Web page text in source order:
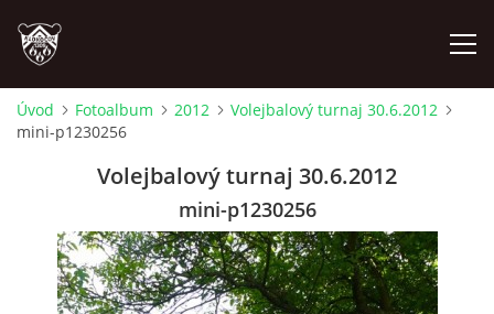
ÚVOD
PROBĚHLÉ AKCE
Úvod Fotoalbum 2012
Volejbalový turnaj 30.6.2012
mini-p1230256
Volejbalový turnaj 30.6.2012
mini-p1230256